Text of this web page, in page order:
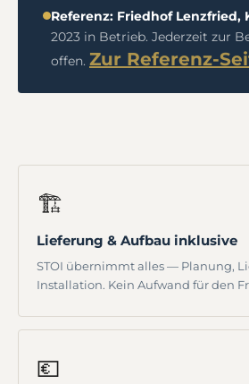
Referenz: Friedhof Lenzfried,
2023 in Betrieb. Jederzeit zur
offen. Zur Referenz-
🏗️
Lieferung & Aufbau inklusive
STOI übernimmt alles — Planung,
Installation. Kein Aufwand für den
💶